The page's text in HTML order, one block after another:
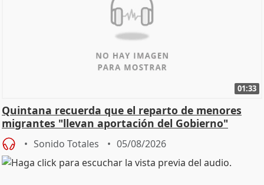
01:33
Quintana recuerda que el reparto de menores
migrantes "llevan aportación del Gobierno"
central
Sonido Totales 05/08/2026